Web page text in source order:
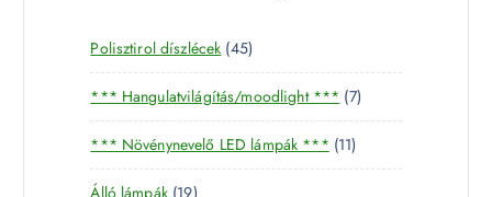
Polisztirol díszlécek 454
5
t
e
r
m
*** Hangulatvilágítás/moodlight *** 77
t
r
*** Növénynevelő LED lámpák *** 111
1
1